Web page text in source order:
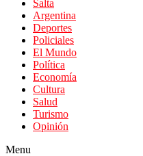
Salta
Argentina
Deportes
Policiales
El Mundo
Política
Economía
Cultura
Salud
Turismo
Opinión
Menu